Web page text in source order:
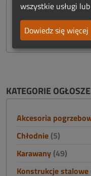
KATEGORIE
Akcesoria
Chłodnie (5)
Karawany (49)
Konstrukcje stalowe
wszystkie usługi
Dowiedz się więcej